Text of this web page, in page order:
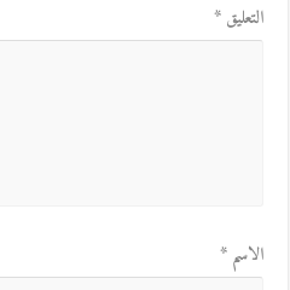
التعليق*
الاسم*